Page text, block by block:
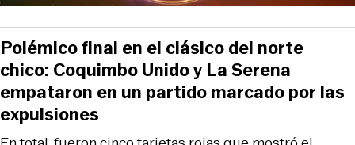
Polémico final en el clásico del norte
chico: Coquimbo Unido y La Serena
empataron en un partido marcado por las
expulsiones